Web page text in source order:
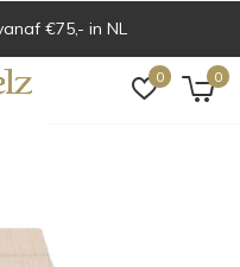
0 0
€75,- in NL